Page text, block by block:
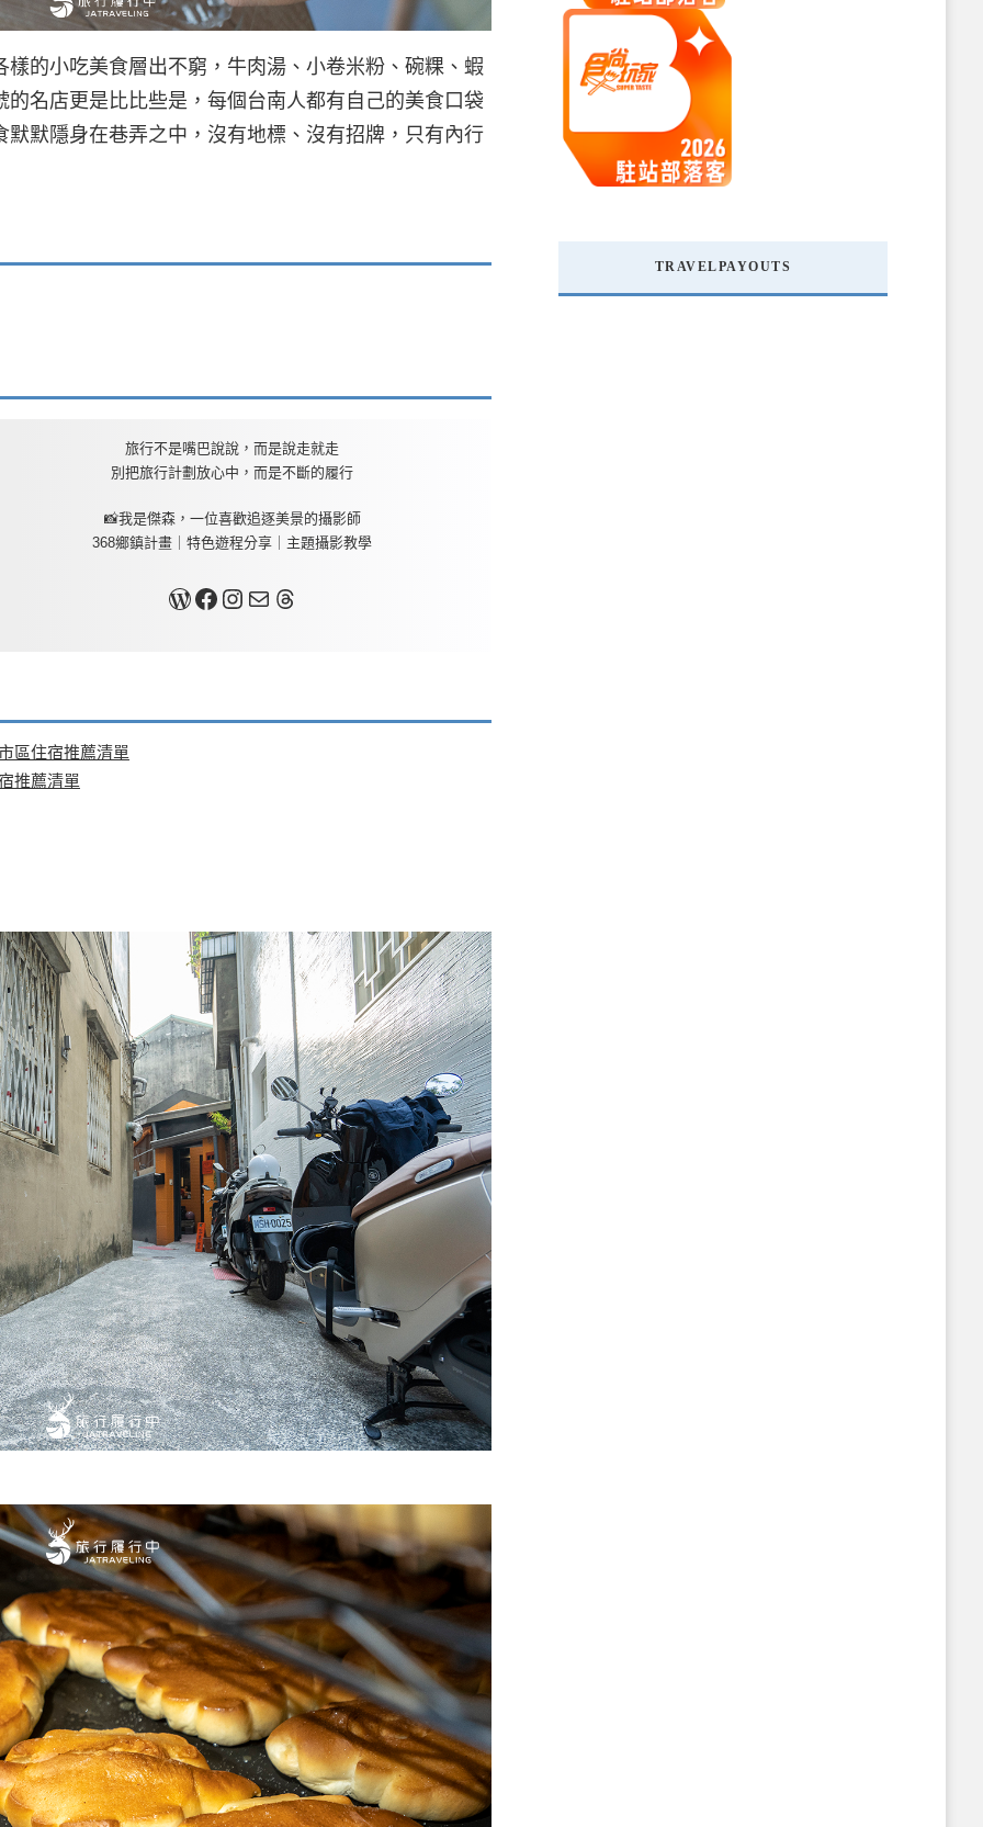
的小吃美食層出不窮，牛肉湯、小卷米粉、碗粿、蝦
名店更是比比些是，每個台南人都有自己的美食口袋
默隱身在巷弄之中，沒有地標、沒有招牌，只有內行
旅行不是嘴巴說說，而是說走就走
別把旅行計劃放心中，而是不斷的履行
📸我是傑森，一位喜歡追逐美景的攝影師
368鄉鎮計畫｜特色遊程分享｜主題攝影教學
關於我Facebook InstagramMail Threads
區住宿推薦清單
推薦清單
TRAVELPAYOUTS